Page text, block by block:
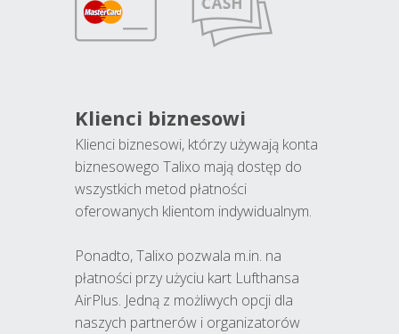
Klienci biznesowi
Klienci biznesowi, którzy używają konta
biznesowego Talixo mają dostęp do
wszystkich metod płatności
oferowanych klientom indywidualnym.
Ponadto, Talixo pozwala m.in. na
płatności przy użyciu kart Lufthansa
AirPlus. Jedną z możliwych opcji dla
naszych partnerów i organizatorów